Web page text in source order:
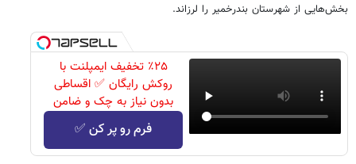
بخش‌هایی از شهرستان بندرخمیر را لرزاند.
٪۲۵ تخفیف ایمپلنت با
روکش رایگان ✅ اقساطی
بدون نیاز به چک و ضامن
فرم رو پر کن ✅